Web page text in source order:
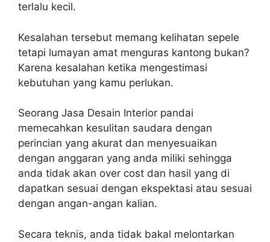
terlalu kecil.
Kesalahan tersebut memang kelihatan sepele
tetapi lumayan amat menguras kantong bukan?
Karena kesalahan ketika mengestimasi
kebutuhan yang kamu perlukan.
Seorang Jasa Desain Interior pandai
memecahkan kesulitan saudara dengan
perincian yang akurat dan menyesuaikan
dengan anggaran yang anda miliki sehingga
anda tidak akan over cost dan hasil yang di
dapatkan sesuai dengan ekspektasi atau sesuai
dengan angan-angan kalian.
Secara teknis, anda tidak bakal melontarkan